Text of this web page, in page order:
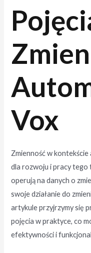
Vox
Zmienność w
dla rozwoju i pracy
operują na danych o
swoje działanie do
artykule przyjrzymy się
pojęcia w praktyce, co
efektywności i